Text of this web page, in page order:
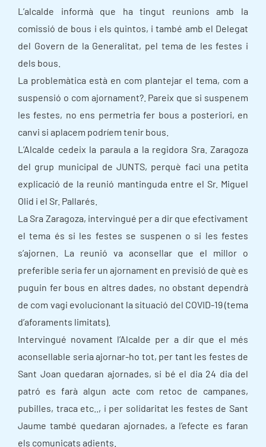
L’alcalde informà que ha tingut reunions amb la
comissió de bous i els quintos, i també amb el Delegat
del Govern de la Generalitat, pel tema de les festes i
dels bous.
La problemàtica està en com plantejar el tema, com a
suspensió o com ajornament?. Pareix que si suspenem
les festes, no ens permetria fer bous a posteriori, en
canvi si aplacem podríem tenir bous.
L’Alcalde cedeix la paraula a la regidora Sra. Zaragoza
del grup municipal de JUNTS, perquè faci una petita
explicació de la reunió mantinguda entre el Sr. Miguel
Olid i el Sr. Pallarés.
La Sra Zaragoza, intervingué per a dir que efectivament
el tema és si les festes se suspenen o si les festes
s’ajornen. La reunió va aconsellar que el millor o
preferible seria fer un ajornament en previsió de què es
puguin fer bous en altres dades, no obstant dependrà
de com vagi evolucionant la situació del COVID-19 (tema
d’aforaments limitats).
Intervingué novament l’Alcalde per a dir que el més
aconsellable seria ajornar-ho tot, per tant les festes de
Sant Joan quedaran ajornades, si bé el dia 24 dia del
patró es farà algun acte com retoc de campanes,
pubilles, traca etc.., i per solidaritat les festes de Sant
Jaume també quedaran ajornades, a l’efecte es faran
els comunicats adients.